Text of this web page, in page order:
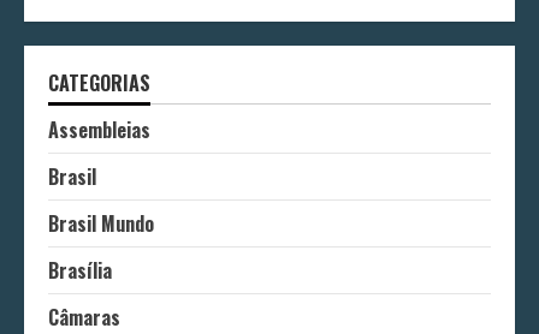
CATEGORIAS
Assembleias
Brasil
Brasil Mundo
Brasília
Câmaras